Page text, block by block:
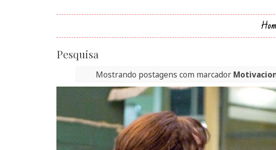
Pesquisa
Mostrando postagens com marcador